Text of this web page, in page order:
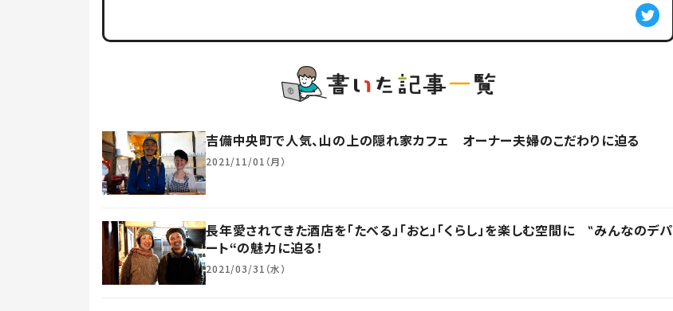
吉備中央町で人気、山の上の隠れ家カフェ オーナー夫婦のこだわりに迫る
2021/11/01（月）
長年愛されてきた酒店を「たべる」「おと」「くらし」を楽しむ空間に ‟みんなのデパ
ート“の魅力に迫る！
2021/03/31（水）